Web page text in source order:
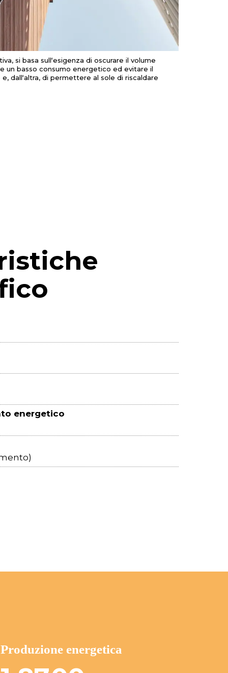
, si basa sull‘esigenza di oscurare il volume
un basso consumo energetico ed evitare il
e, dall‘altra, di permettere al sole di riscaldare
energetico
Produzione energetica